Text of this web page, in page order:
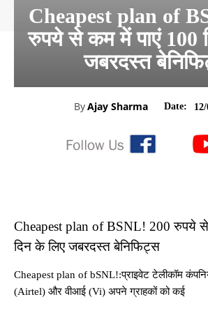
Cheapest plan of
रुपये से कम में पाएं 100
जबरदस्त
ByAjay Sharma Date:
Cheapest plan of BSNL! 200 रुपये
दिन के लिए जबरदस्त बेनिफिट्स
Cheapest plan of bSNL!:प्राइवेट टेलीकॉम
(Airtel) और वीआई (Vi) अपने ग्राहकों को कई